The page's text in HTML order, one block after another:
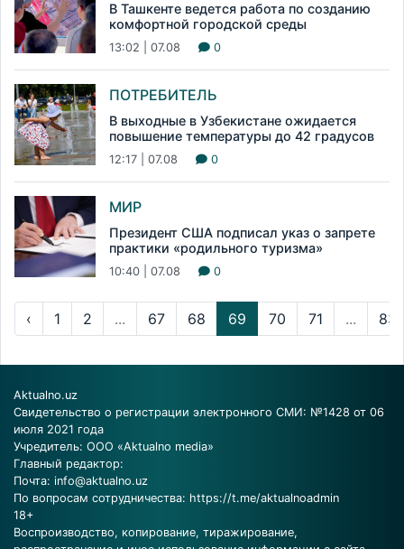
В Ташкенте ведется работа по созданию
комфортной городской среды
13:02 | 07.08 0
ПОТРЕБИТЕЛЬ
В выходные в Узбекистане ожидается
повышение температуры до 42 градусов
12:17 | 07.08 0
МИР
Президент США подписал указ о запрете
практики «родильного туризма»
10:40 | 07.08 0
‹ 1 2 ... 67 68 69 70 71 ... 83
Aktualno.uz
Свидетельство о регистрации электронного СМИ: №1428 от 06
июля 2021 года
Учредитель: ООО «Aktualno media»
Главный редактор:
Почта: info@aktualno.uz
По вопросам сотрудничества: https://t.me/aktualnoadmin
18+
Воспроизводство, копирование, тиражирование,